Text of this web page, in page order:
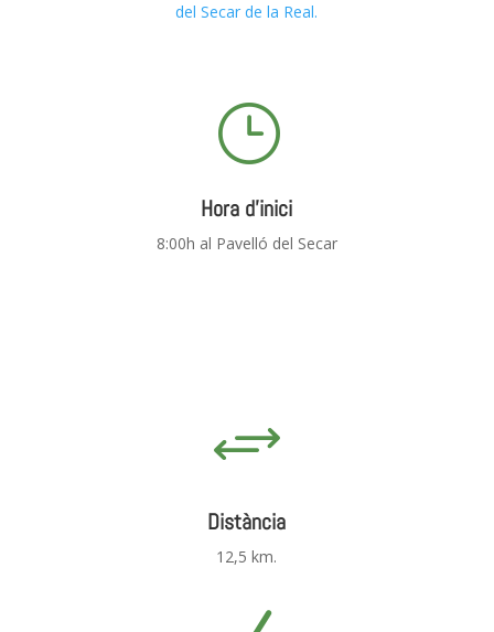
del Secar de la Real.
}
Hora d'inici
8:00h al Pavelló del Secar
+
Distància
12,5 km.